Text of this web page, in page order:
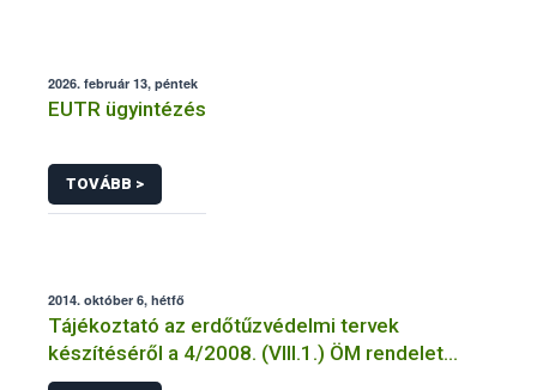
2026. február 13, péntek
EUTR ügyintézés
TOVÁBB >
2014. október 6, hétfő
Tájékoztató az erdőtűzvédelmi tervek
készítéséről a 4/2008. (VIII.1.) ÖM rendelet
előírásai alapján